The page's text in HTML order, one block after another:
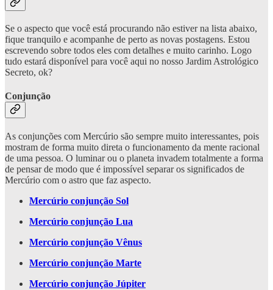
Se o aspecto que você está procurando não estiver na lista abaixo,
fique tranquilo e acompanhe de perto as novas postagens. Estou
escrevendo sobre todos eles com detalhes e muito carinho. Logo
tudo estará disponível para você aqui no nosso Jardim Astrológico
Secreto, ok?
Conjunção
As conjunções com Mercúrio são sempre muito interessantes, pois
mostram de forma muito direta o funcionamento da mente racional
de uma pessoa. O luminar ou o planeta invadem totalmente a forma
de pensar de modo que é impossível separar os significados de
Mercúrio com o astro que faz aspecto.
Mercúrio conjunção Sol
Mercúrio conjunção Lua
Mercúrio conjunção Vênus
Mercúrio conjunção Marte
Mercúrio conjunção Júpiter